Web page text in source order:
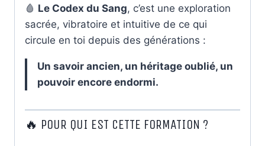
🩸 Le Codex du Sang, c’est une exploration
sacrée, vibratoire et intuitive de ce qui
circule en toi depuis des générations :
Un savoir ancien, un héritage oublié, un
pouvoir encore endormi.
🔥 POUR QUI EST CETTE FORMATION ?